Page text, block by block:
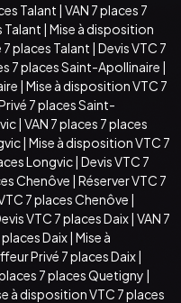
Talant | VAN 7 places 7
Talant | Mise à disposition
places Talant | Devis VTC 7
7 places Saint-Apollinaire |
| Mise à disposition VTC 7
7 places Saint-
| VAN 7 places 7 places
| Mise à disposition VTC 7
Longvic| Devis VTC 7
Chenôve | Réserver VTC 7
7 places Chenôve |
VTC 7 places Daix| VAN 7
Daix| Mise à
Privé 7 places Daix|
7 places Quetigny |
à disposition VTC 7 places